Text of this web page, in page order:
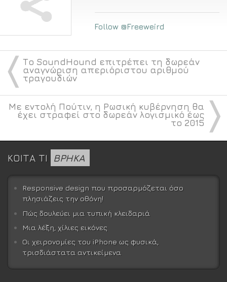
Follow @Freeweird
〈 Το SoundHound επιτρέπει τη δωρεάν
αναγνώριση απεριόριστου αριθμού
τραγουδιών
〉
Με εντολή Πούτιν, η Ρωσική κυβέρνηση θα
έχει στραφεί στο δωρεάν λογισμικό έως
το 2015
ΚΟΙΤΑ ΤΙ ΒΡΗΚΑ
Responsive design που προσαρμόζεται όσο
πλησιάζεις την οθόνη!
Πώς δουλεύει μια τυπική κλειδαριά
Μια λέξη, χίλιες εικόνες
Οι χειρονομίες του iPhone ως φυσικά,
τρισδιάστατα αντικείμενα